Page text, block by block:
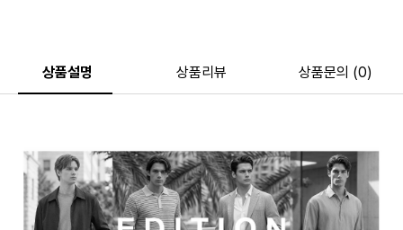
상품설명 상품리뷰 상품문의 (0)